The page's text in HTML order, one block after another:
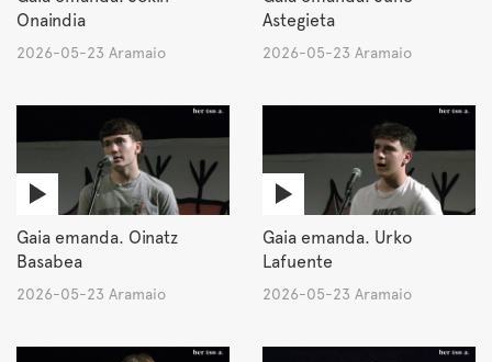
Onaindia
2026-05-23 Aramaio
Astegieta
2026-05-23 Aramaio
Gaia emanda. Oinatz
Basabea
2026-05-23 Aramaio
Gaia emanda. Urko
Lafuente
2026-05-23 Aramaio